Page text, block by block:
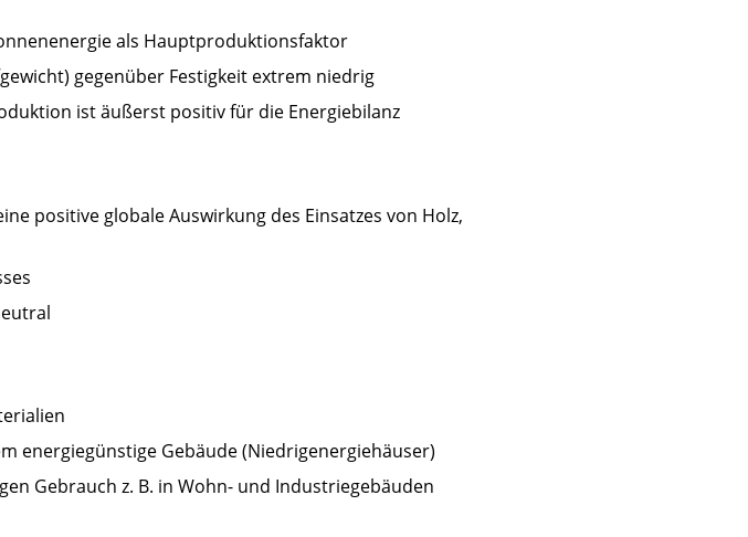
als Hauptproduktionsfaktor
gegenüber Festigkeit extrem niedrig
ist äußerst positiv für die Energiebilanz
positive globale Auswirkung des Einsatzes von Holz,
energiegünstige Gebäude (Niedrigenergiehäuser)
Gebrauch z. B. in Wohn- und Industriegebäuden